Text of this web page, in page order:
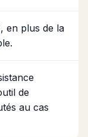
en plus de la
de
au cas